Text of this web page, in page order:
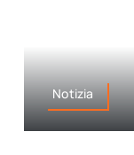
Notizia